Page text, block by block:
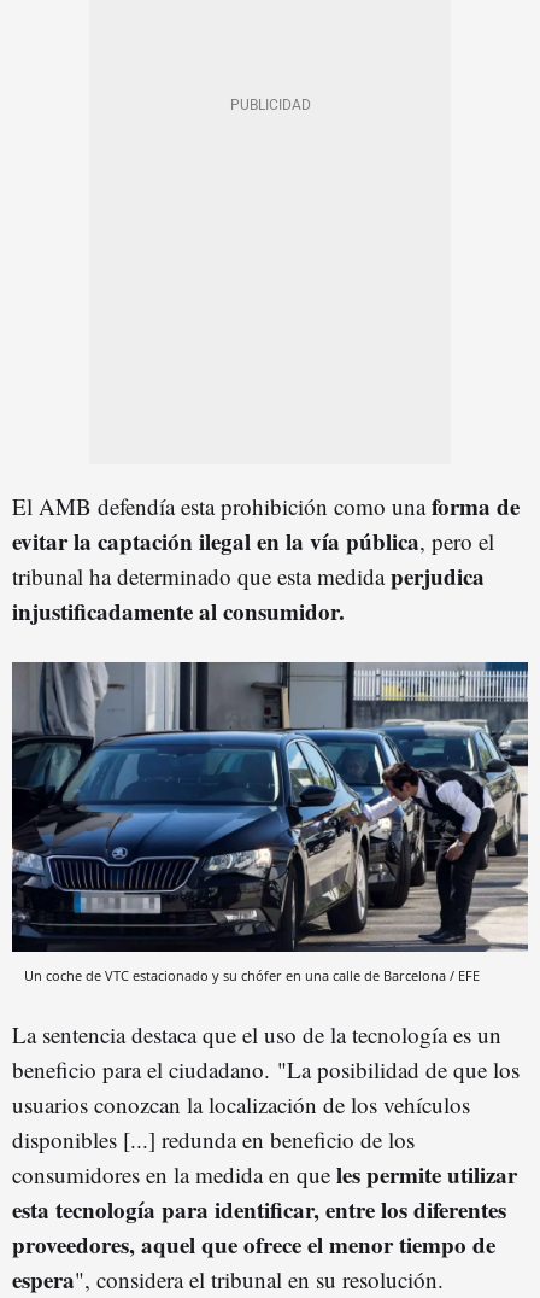
El AMB defendía esta prohibición como unaforma de
evitar la captación ilegal en la vía pública, pero el
tribunal ha determinado que esta medidaperjudica
injustificadamente al consumidor.
Un coche de VTC estacionado y su chófer en una calle de Barcelona / EFE
La sentencia destaca que el uso de la tecnología es un
beneficio para el ciudadano. "La posibilidad de que los
usuarios conozcan la localización de los vehículos
disponibles [...] redunda en beneficio de los
consumidores en la medida en que les permite utilizar
esta tecnología para identificar, entre los diferentes
proveedores, aquel que ofrece el menor tiempo de
espera", considera el tribunal en su resolución.